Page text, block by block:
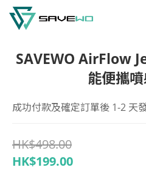
SAVEWO AirFlow
能便攜
成功付款及確定訂單後 1-2 天
HK$498.00
HK$199.00